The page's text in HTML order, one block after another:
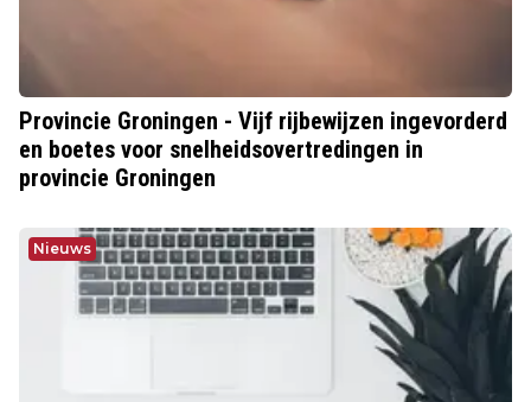
Provincie Groningen - Vijf rijbewijzen ingevorderd
en boetes voor snelheidsovertredingen in
provincie Groningen
Nieuws